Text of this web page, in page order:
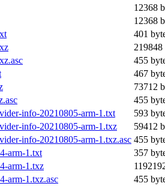
12368
12368
401
219848
455
467
73712
455
info-20210805-arm-1.txt
593
info-20210805-arm-1.txz
59412
info-20210805-arm-1.txz.asc 455
arm-1.txt
357
arm-1.txz
arm-1.txz.asc
455